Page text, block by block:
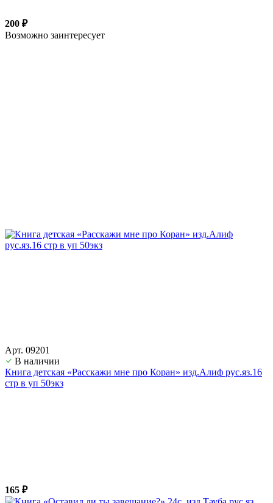
200 ₽
Возможно заинтересует
Арт. 09201
В наличии
Книга детская «Расскажи мне про Коран» изд.Алиф рус.яз.16
стр в уп 50экз
165 ₽